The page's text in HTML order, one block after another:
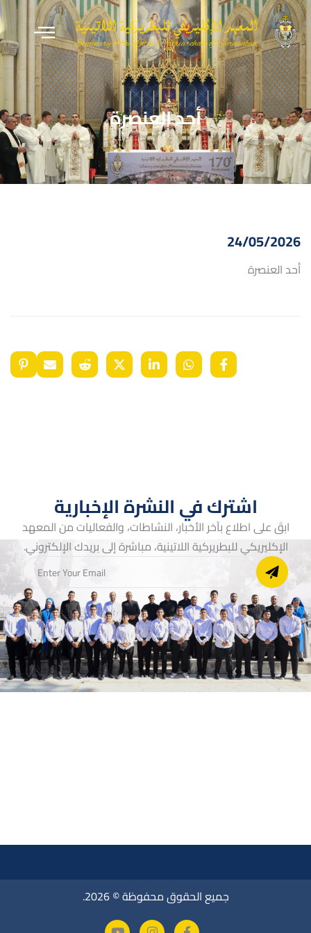
أحد العنصرة
24/05/2026
أحد العنصرة
اشترك في النشرة الإخبارية
ابقَ على اطلاع بآخر الأخبار، النشاطات، والفعاليات من المعهد
الإكليريكي للبطريركية اللاتينية، مباشرة إلى بريدك الإلكتروني.
جميع الحقوق محفوظة © 2026.